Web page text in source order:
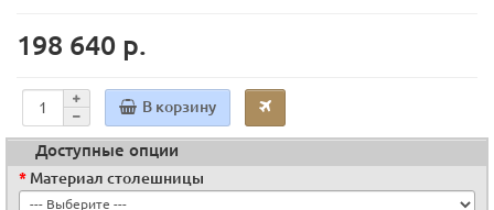
198 640 р.
В корзину
Доступные опции
Материал столешницы